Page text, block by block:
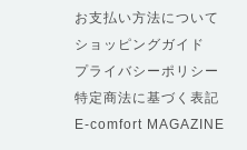
お支払い方法について
ショッピングガイド
プライバシーポリシー
特定商法に基づく表記
E-comfort MAGAZINE